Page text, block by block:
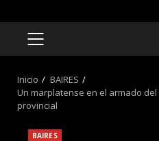
MENÚ
Inicio
BAIRES
Un marplatense en el armado del
provincial
BAIRES